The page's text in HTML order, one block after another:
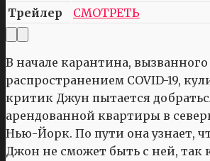
Трейлер
СМОТРЕТЬ
В начале карантина,
распространением COVID-19,
критик Джун пытается
арендованной квартиры в
Нью-Йорк. По пути она узнает,
Джон не сможет быть с ней, так